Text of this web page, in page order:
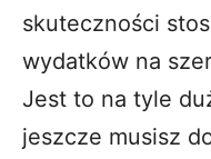
skuteczności
wydatków na
Jest to na tyle
jeszcze musisz